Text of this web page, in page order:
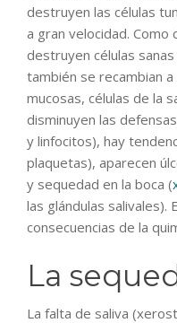
destruyen las células
a gran velocidad. Como
destruyen células
también se recambian
mucosas, células de la
disminuyen las
y linfocitos), hay
plaquetas), aparecen
y sequedad en la boca (
las glándulas salivales).
consecuencias de la
La
La falta de saliva